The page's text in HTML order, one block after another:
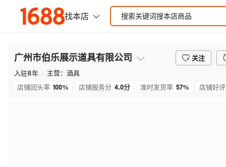
广州市伯乐展示道具有限公司
关注
入驻8年 主营： 酒具
店铺回头率 100% 店铺服务分 4.0分 准时发货率 57% 店铺好